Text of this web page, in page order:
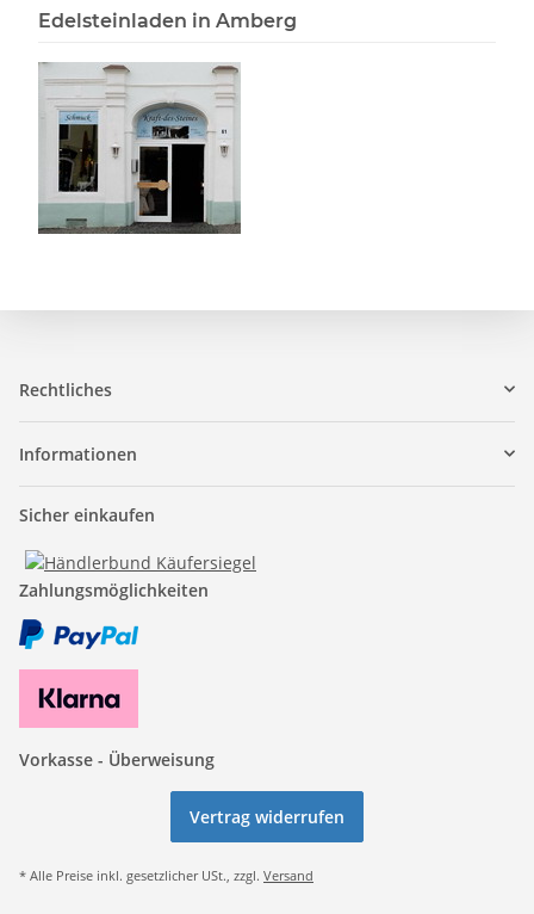
Edelsteinladen in Amberg
Rechtliches
Informationen
Sicher einkaufen
Zahlungsmöglichkeiten
Vorkasse - Überweisung
Vertrag widerrufen
* Alle Preise inkl. gesetzlicher USt., zzgl. Versand